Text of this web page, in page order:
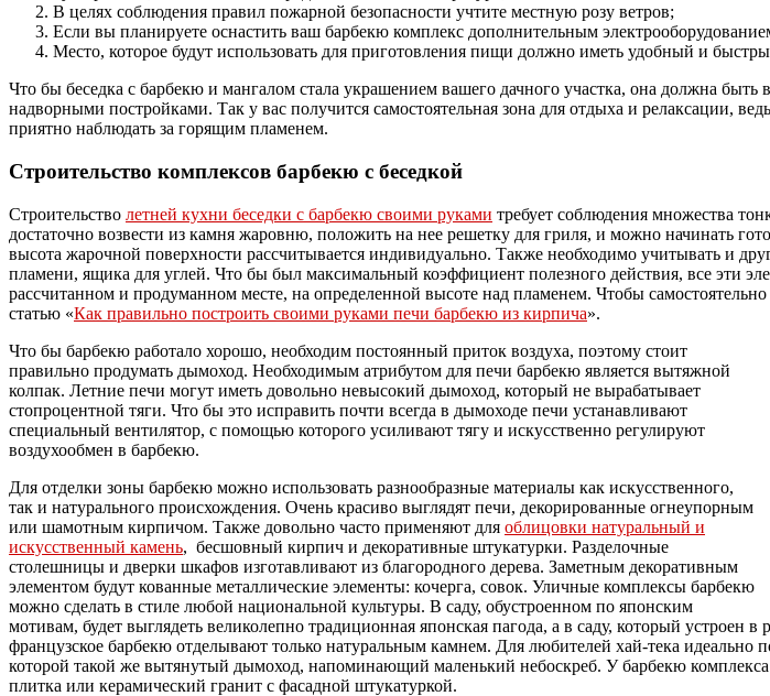
В целях соблюдения правил пожарной безопасности учтите местную розу ветров;
Если вы планируете оснастить ваш барбекю комплекс дополнительным
Место, которое будут использовать для приготовления пищи должно иметь удобный и
Что бы беседка с барбекю и мангалом стала украшением вашего дачного участка, она должна
надворными постройками. Так у вас получится самостоятельная зона для отдыха и релаксации,
приятно наблюдать за горящим пламенем.
Строительство комплексов барбекю с беседкой
Строительство летней кухни беседки с барбекю своими руками требует соблюдения множества
достаточно возвести из камня жаровню, положить на нее решетку для гриля, и можно начинать
высота жарочной поверхности рассчитывается индивидуально. Также необходимо учитывать и
пламени, ящика для углей. Что бы был максимальный коэффициент полезного действия, все эти
рассчитанном и продуманном месте, на определенной высоте над пламенем. Чтобы самостоятельно
статью «Как правильно построить своими руками печи барбекю из кирпича».
Что бы барбекю работало хорошо, необходим постоянный приток воздуха, поэтому стоит
правильно продумать дымоход. Необходимым атрибутом для печи барбекю является вытяжной
колпак. Летние печи могут иметь довольно невысокий дымоход, который не вырабатывает
стопроцентной тяги. Что бы это исправить почти всегда в дымоходе печи устанавливают
специальный вентилятор, с помощью которого усиливают тягу и искусственно регулируют
воздухообмен в барбекю.
Для отделки зоны барбекю можно использовать разнообразные материалы как искусственного,
так и натурального происхождения. Очень красиво выглядят печи, декорированные огнеупорным
или шамотным кирпичом. Также довольно часто применяют для облицовки натуральный и
искусственный камень, бесшовный кирпич и декоративные штукатурки. Разделочные
столешницы и дверки шкафов изготавливают из благородного дерева. Заметным декоративным
элементом будут кованные металлические элементы: кочерга, совок. Уличные комплексы барбекю
можно сделать в стиле любой национальной культуры. В саду, обустроенном по японским
мотивам, будет выглядеть великолепно традиционная японская пагода, а в саду, который устроен
французское барбекю отделывают только натуральным камнем. Для любителей хай-тека идеально
которой такой же вытянутый дымоход, напоминающий маленький небоскреб. У барбекю комплекса
плитка или керамический гранит с фасадной штукатуркой.